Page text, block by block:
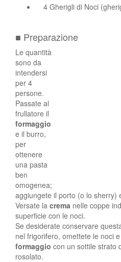
4 Gherigli di Noci
■ Preparazione
Le quantità
sono da
intendersi
per 4
persone.
Passate al
frullatore il
formaggio
e il burro,
per
ottenere
una pasta
ben
omogenea;
aggiungete il porto (o lo sherry)
Versate la crema nelle coppe
superficie con le noci.
Se desiderate conservare
nel frigorifero, omettete le noci
formaggio con un sottile strato
rosolato.